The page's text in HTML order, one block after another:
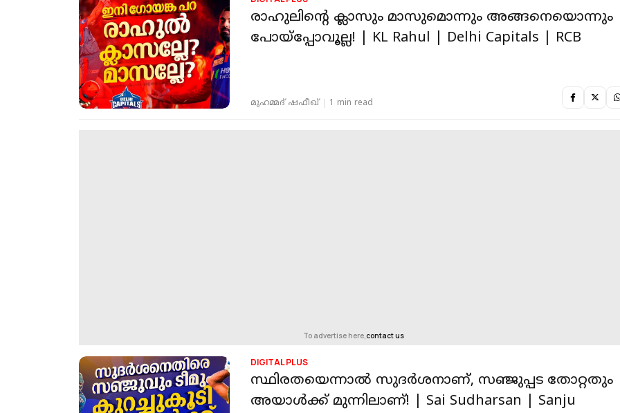
രാഹുലിന്റെ ക്ലാസും മാസുമൊന്നും അങ്ങനെയൊന്നും
പോയ്പ്പോവൂല്ല! | KL Rahul | Delhi Capitals | RCB
മുഹമ്മദ് ഷഫീഖ് 1 min read
To advertise here,contact us
DIGITAL PLUS
സ്ഥിരതയെന്നാൽ സുദർശനാണ്, സഞ്ജുപ്പട തോറ്റതും
അയാൾക്ക് മുന്നിലാണ്! | Sai Sudharsan | Sanju